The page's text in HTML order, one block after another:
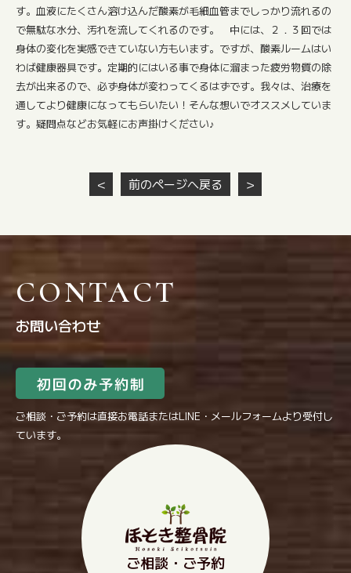
す。血液にたくさん溶け込んだ酸素が毛細血管までしっかり流れるの
で無駄な水分、汚れを流してくれるのです。 中には、２．３回では
身体の変化を実感できていない方もいます。ですが、酸素ルームはい
わば健康器具です。定期的にはいる事で身体に溜まった疲労物質の除
去が出来るので、必ず身体が変わってくるはずです。我々は、治療を
通してより健康になってもらいたい！そんな想いでオススメしていま
す。疑問点などお気軽にお声掛けください♪
＜ 前のページへ戻る ＞
CONTACT
お問い合わせ
ご相談・ご予約は直接お電話またはLINE・メールフォームより受付し
ています。
ご相談・ご予約